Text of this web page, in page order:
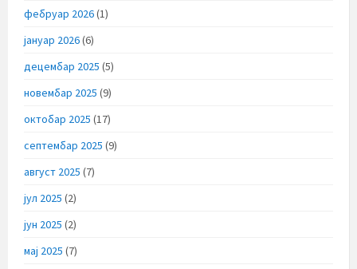
фебруар 2026(1)
јануар 2026(6)
децембар 2025 (5)
новембар 2025 (9)
октобар 2025 (17)
септембар 2025 (9)
август 2025 (7)
јул 2025 (2)
јун 2025 (2)
мај 2025 (7)